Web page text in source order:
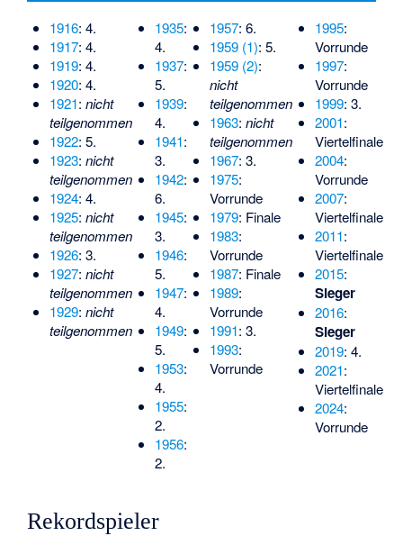
1916: 4.
1917: 4.
1919: 4.
1920: 4.
1921: nicht
teilgenommen
1922: 5.
1923: nicht
teilgenommen
1924: 4.
1925: nicht
teilgenommen
1926: 3.
1927: nicht
teilgenommen
1929: nicht
teilgenommen
1935:
4.
1937:
5.
1939:
4.
1941:
3.
1942:
6.
1945:
3.
1946:
5.
1947:
4.
1949:
5.
1953:
4.
1955:
2.
1956:
2.
1957: 6.
1959 (1): 5.
1959 (2):
nicht
teilgenommen
1963: nicht
teilgenommen
1967: 3.
1975:
Vorrunde
1979: Finale
1983:
Vorrunde
1987: Finale
1989:
Vorrunde
1991: 3.
1993:
Vorrunde
1995:
Vorrunde
1997:
Vorrunde
1999: 3.
2001:
Viertelfinale
2004:
Vorrunde
2007:
Viertelfinale
2011:
Viertelfinale
2015:
Sieger
2016:
Sieger
2019: 4.
2021:
Viertelfinale
2024:
Vorrunde
Rekordspieler